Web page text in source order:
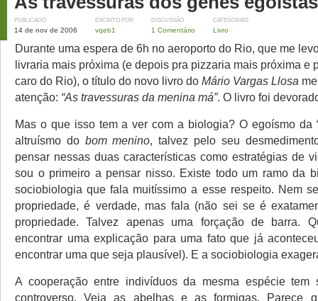
PUBLICADO
14 de nov de 2006
ESCRITO POR
vqeb1
DISCUSSÃO
1 Comentário
CATEGORIAS
Livro
Durante uma espera de 6h no aeroporto do Rio, que me
livraria mais próxima (e depois pra pizzaria mais próxima e
caro do Rio), o título do novo livro do Mário Vargas Llosa
atenção: “As travessuras da menina má”. O livro foi
Mas o que isso tem a ver com a biologia? O egoísmo da
altruísmo do bom menino, talvez pelo seu
pensar nessas duas características como estratégias de
sou o primeiro a pensar nisso. Existe todo um ramo da
sociobiologia que fala muitíssimo a esse respeito. Nem
propriedade, é verdade, mas fala (não sei se é
propriedade. Talvez apenas uma forçação de barra.
encontrar uma explicação para uma fato que já
encontrar uma que seja plausível). E a sociobiologia
A cooperação entre indivíduos da mesma espécie tem
controverso. Veja as abelhas e as formigas. Parece